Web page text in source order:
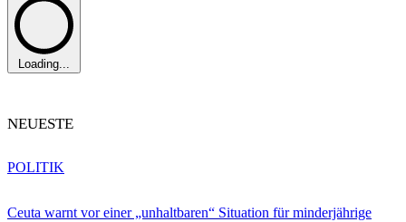
Loading...
NEUESTE
Ceuta warnt vor einer „unhaltbaren“ Situation für minderjährige
POLITIK